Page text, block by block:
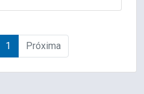
1 Próxima